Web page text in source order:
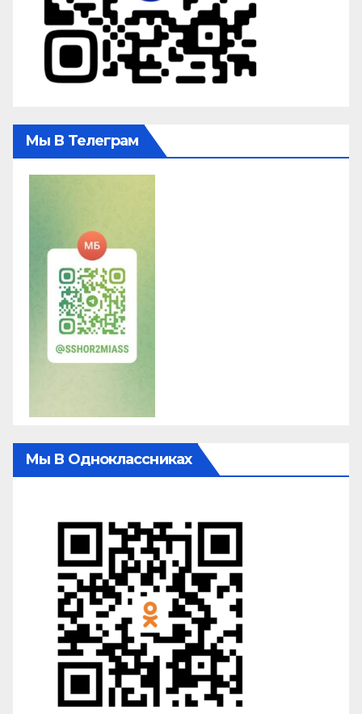
Мы В Телеграм
Мы В Одноклассниках